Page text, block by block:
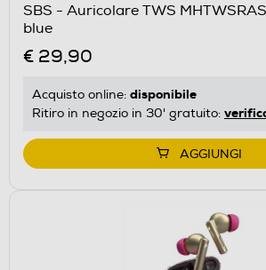
SBS - Auricolare TWS
blue
€ 29,90
Acquisto online: disponibile
Ritiro in negozio in 30' gratuito:
AGGIUNGI